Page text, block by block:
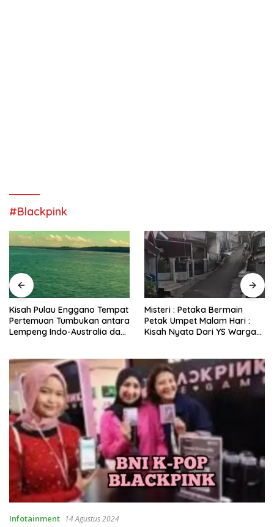
#Blackpink
Kisah Pulau Enggano Tempat
Pertemuan Tumbukan antara
Lempeng Indo-Australia dan
Terjadi Pelepasan Energi
Mendadak Potensi Gempa
8.4 SR dan Picu Tsunami 15
Meter
Misteri : Petaka Bermain
Petak Umpet Malam Hari :
Kisah Nyata Dari YS Warga
Belakang Pohon Belimbing
Infotainment 14 Agustus 2024